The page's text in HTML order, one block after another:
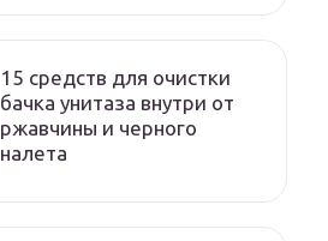
15 средств для очистки
бачка унитаза внутри от
ржавчины и черного
налета